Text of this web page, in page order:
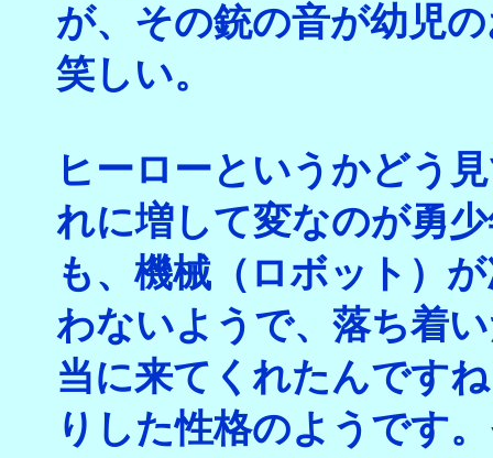
が、その銃の音が幼児
笑しい。
ヒーローというかどう
れに増して変なのが勇
も、機械（ロボット）
わないようで、落ち着
当に来てくれたんです
りした性格のようです